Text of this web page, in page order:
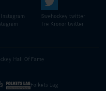
Swehockey twitter
Tre Kronor twitter
Hall Of Fame
Folkets Lag